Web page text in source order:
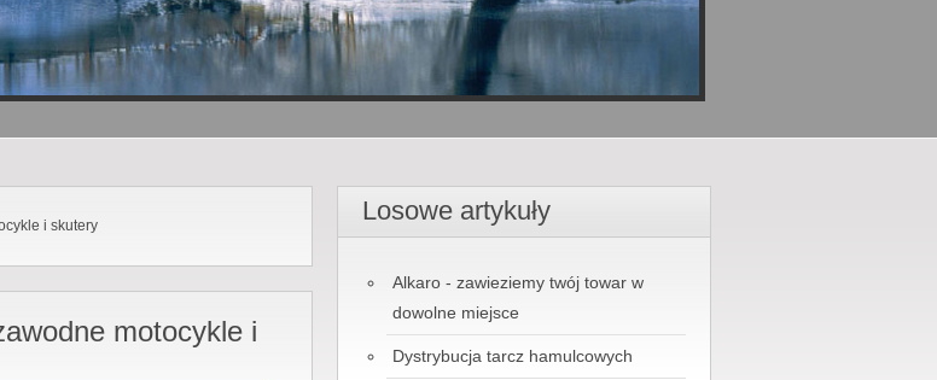
i skutery
motocykle i
Losowe artykuły
Alkaro - zawieziemy twój towar w
dowolne miejsce
Dystrybucja tarcz hamulcowych